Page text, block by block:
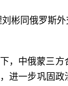
彬同俄罗斯
，中俄蒙三
进一步巩固